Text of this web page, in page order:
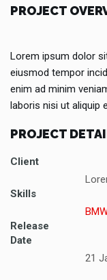
PROJECT
Lorem ipsum dolor
eiusmod tempor
enim ad minim
laboris nisi ut aliquip
PROJECT
Client
Skills
Release
Date
21